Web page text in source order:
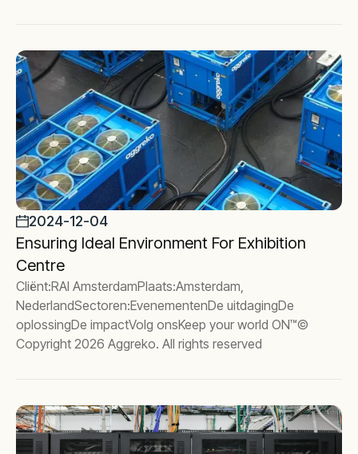
2024-12-04
Ensuring Ideal Environment For Exhibition
Centre
Cliënt:RAI AmsterdamPlaats:Amsterdam,
NederlandSectoren:EvenementenDe uitdagingDe
oplossingDe impactVolg onsKeep your world ON™©
Copyright 2026 Aggreko. All rights reserved